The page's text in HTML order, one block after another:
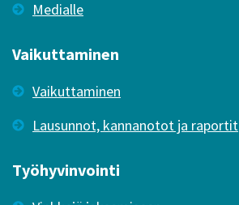
Medialle
Vaikuttaminen
Vaikuttaminen
Lausunnot, kannanotot ja raportit
Työhyvinvointi